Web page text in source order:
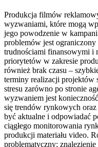
Produkcja filmów
wyzwaniami, które mogą
jego powodzenie w
problemów jest
trudnościami finansowymi i
priorytetów w zakresie
również brak czasu –
terminy realizacji projektów
stresu zarówno po stronie
wyzwaniem jest
się trendów rynkowych
być aktualne i odpowiadać
ciągłego monitorowania
produkcji materiału video.
problematyczny;